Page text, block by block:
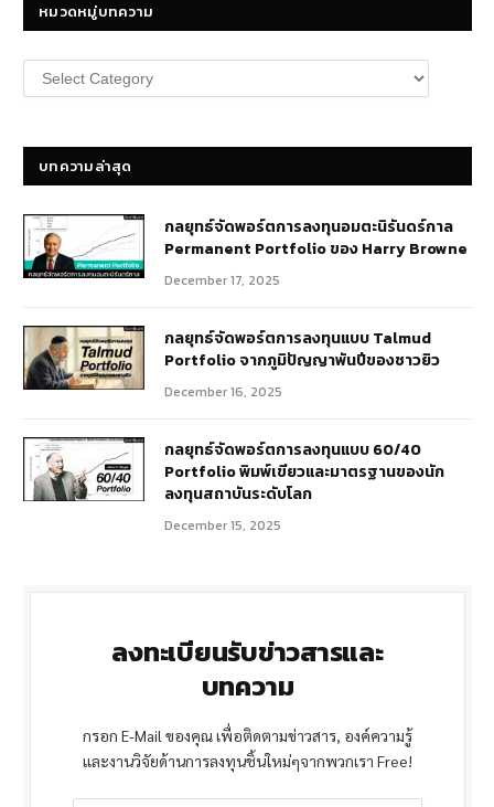
หมวดหมู่บทความ
หมวด
หมู่
บทความล่าสุด
กลยุทธ์​จัดพอร์ตการลงทุนอมตะนิรันดร์กาล
Permanent Portfolio ของ Harry Browne
December 17, 2025
กลยุทธ์จัดพอร์ตการลงทุนแบบ Talmud
Portfolio จากภูมิปัญญาพันปีของชาวยิว
December 16, 2025
กลยุทธ์จัดพอร์ตการลงทุนแบบ 60/40
Portfolio พิมพ์เขียวและมาตรฐานของนัก
ลงทุนสถาบันระดับโลก
December 15, 2025
ลงทะเบียนรับข่าวสารและ
บทความ
กรอก E-Mail ของคุณ เพื่อติดตามข่าวสาร, องค์ความรู้
และงานวิจัยด้านการลงทุนชิ้นใหม่ๆจากพวกเรา Free!